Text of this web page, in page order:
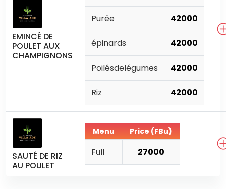
EMINCÉ DE
POULET AUX
CHAMPIGNONS
Purée 42000
épinards 42000
Poilésdelégumes 42000
Riz 42000
SAUTÉ DE RIZ
AU POULET
Menu Price (FBu)
Full 27000